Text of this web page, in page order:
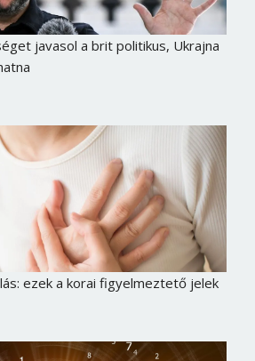
javasol a brit politikus, Ukrajna
ezek a korai figyelmeztető jelek